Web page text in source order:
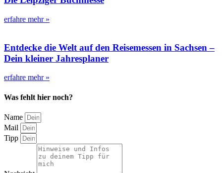
Inhaltsverzeichnis
Auf in die Dittersbacher Felsenwelt! Eine
beeindruckende Runde in der Böhmischen Schweiz
Das Highlight für Leseratten und Literaturfreunde –
Die Leipziger Buchmesse
erfahre mehr »